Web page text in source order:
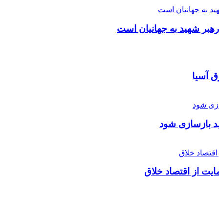
شهید به جهانیان است
آسیا
بازسازی شود
از اقتصاد خلاق